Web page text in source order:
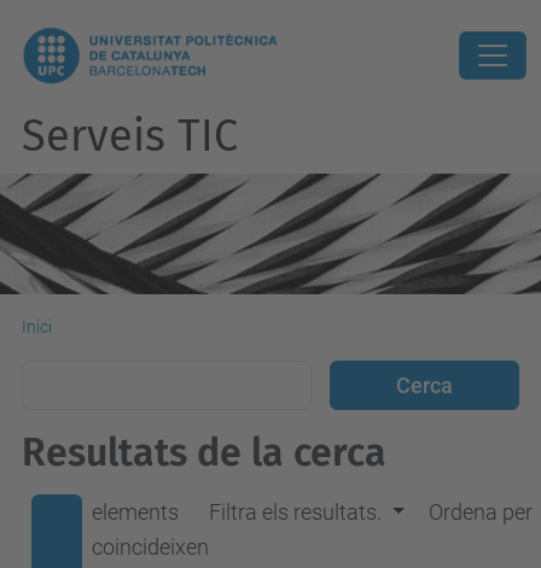
Serveis TIC
Inici
Resultats de la cerca
elements
coincideixen
Filtra els resultats. Ordena per